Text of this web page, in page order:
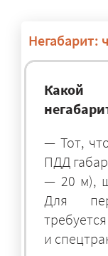
Негабарит:
— Тот,
ПДД
— 20 м),
Для
и